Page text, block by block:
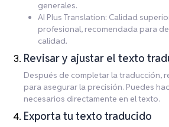
generales.
AI Plus Translation: Calidad
profesional, recomendada para
calidad.
Revisar y ajustar el texto
Después de completar la traducción,
para asegurar la precisión. Puedes
necesarios directamente en el texto.
Exporta tu texto traducido